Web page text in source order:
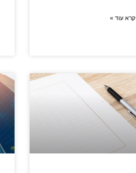
קרא עוד »